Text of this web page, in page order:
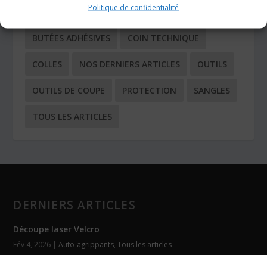
Politique de confidentialité
AUTO-AGRIPPANTS
BUTÉES ADHÉSIVES COIN TECHNIQUE
COLLES NOS DERNIERS ARTICLES OUTILS
OUTILS DE COUPE PROTECTION SANGLES
TOUS LES ARTICLES
DERNIERS ARTICLES
Découpe laser Velcro
Fév 4, 2026 |Auto-agrippants,Tous les articles